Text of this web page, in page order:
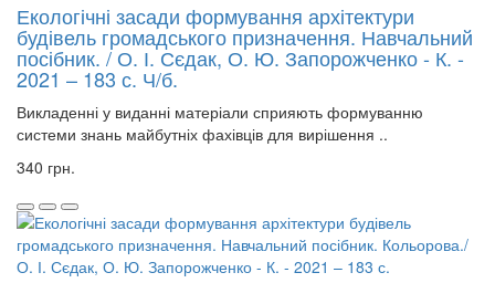
Екологічні засади формування архітектури
будівель громадського призначення. Навчальний
посібник. / О. І. Сєдак, О. Ю. Запорожченко - К. -
2021 – 183 с. Ч/б.
Викладенні у виданні матеріали сприяють формуванню
системи знань майбутніх фахівців для вирішення ..
340 грн.